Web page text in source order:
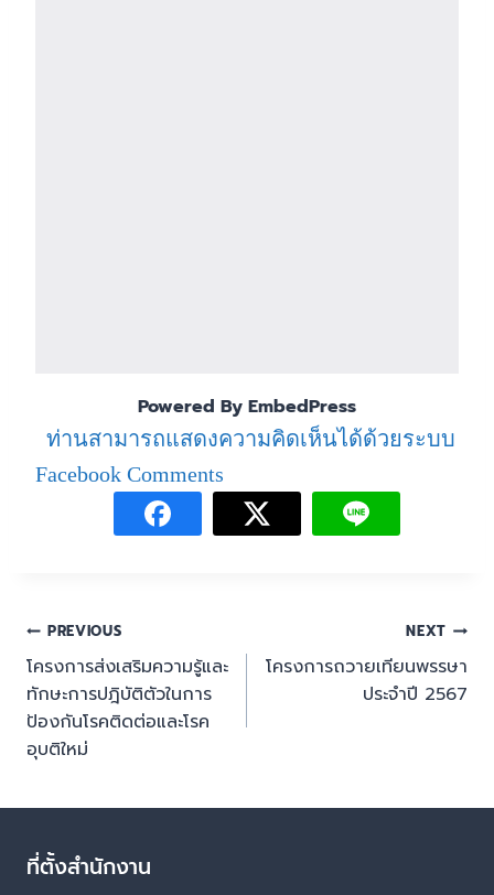
Powered By EmbedPress
ท่านสามารถแสดงความคิดเห็นได้ด้วยระบบ
Facebook Comments
PREVIOUS
โครงการส่งเสริมความรู้และ
ทักษะการปฎิบัติตัวในการ
ป้องกันโรคติดต่อและโรค
อุบติใหม่
NEXT
โครงการถวายเทียนพรรษา
ประจำปี 2567
ที่ตั้งสำนักงาน